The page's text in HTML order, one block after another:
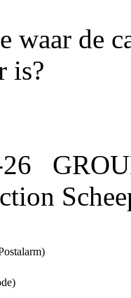
waar de
is?
26